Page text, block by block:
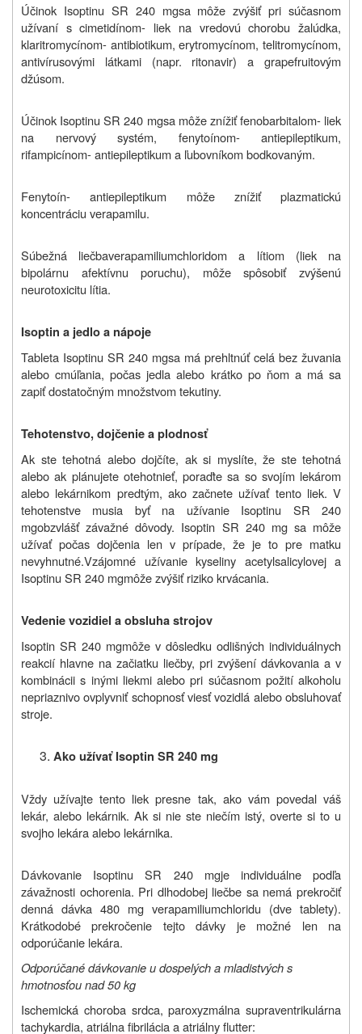
Účinok Isoptinu SR 240 mgsa môže zvýšiť pri súčasnom
užívaní s cimetidínom- liek na vredovú chorobu žalúdka,
klaritromycínom- antibiotikum, erytromycínom, telitromycínom,
antivírusovými látkami (napr. ritonavir) a grapefruitovým
džúsom.
Účinok Isoptinu SR240 mgsa môže znížiť fenobarbitalom- liek
na nervový systém, fenytoínom- antiepileptikum,
rifampicínom- antiepileptikum a ľubovníkom bodkovaným.
Fenytoín- antiepileptikum môže
znížiť plazmatickú
koncentráciu verapamilu.
Súbežná liečbaverapamiliumchloridom a lítiom (liek na
bipolárnu afektívnu poruchu), môže spôsobiť
zvýšenú
neurotoxicitu lítia.
Isoptin a jedlo a nápoje
Tableta Isoptinu SR 240 mgsa má prehltnúť celá bez žuvania
alebo cmúľania, počas jedla alebo krátko po ňom a má sa
zapiť dostatočným množstvom tekutiny.
Tehotenstvo, dojčenie a plodnosť
Ak ste tehotná alebo dojčíte, ak si myslíte, že ste tehotná
alebo ak plánujete otehotnieť, poraďte sa so svojím lekárom
alebo lekárnikom predtým, ako začnete užívať tento liek. V
tehotenstve musia byť na užívanie
Isoptinu SR240
mgobzvlášť závažné dôvody. Isoptin SR 240 mg sa môže
užívať počas dojčenia len v prípade, že je to pre matku
nevyhnutné.Vzájomné užívanie kyseliny acetylsalicylovej a
Isoptinu SR 240 mgmôže zvýšiť riziko krvácania.
Vedenie vozidiel a obsluha strojov
Isoptin SR 240 mgmôže v dôsledku odlišných individuálnych
reakcií hlavne na začiatku liečby, pri zvýšení dávkovania a v
kombinácii s inými liekmi alebo pri súčasnom požití alkoholu
nepriaznivo ovplyvniť schopnosť viesť vozidlá alebo obsluhovať
stroje.
Ako užívať Isoptin SR 240 mg
Vždy užívajte tento liek presne tak, ako vám povedal váš
lekár, alebo lekárnik. Ak si nie ste niečím istý, overte si to u
svojho lekára alebo lekárnika.
Dávkovanie Isoptinu SR 240 mgje individuálne podľa
závažnosti ochorenia. Pri dlhodobej liečbe sa nemá prekročiť
denná dávka 480 mg verapamiliumchloridu (dve tablety).
Krátkodobé prekročenie tejto dávky je možné len na
odporúčanie lekára.
Odporúčané dávkovanie u dospelých a mladistvých s
hmotnosťou nad 50 kg
Ischemická choroba srdca, paroxyzmálna supraventrikulárna
tachykardia, atriálna fibrilácia a atriálny flutter: